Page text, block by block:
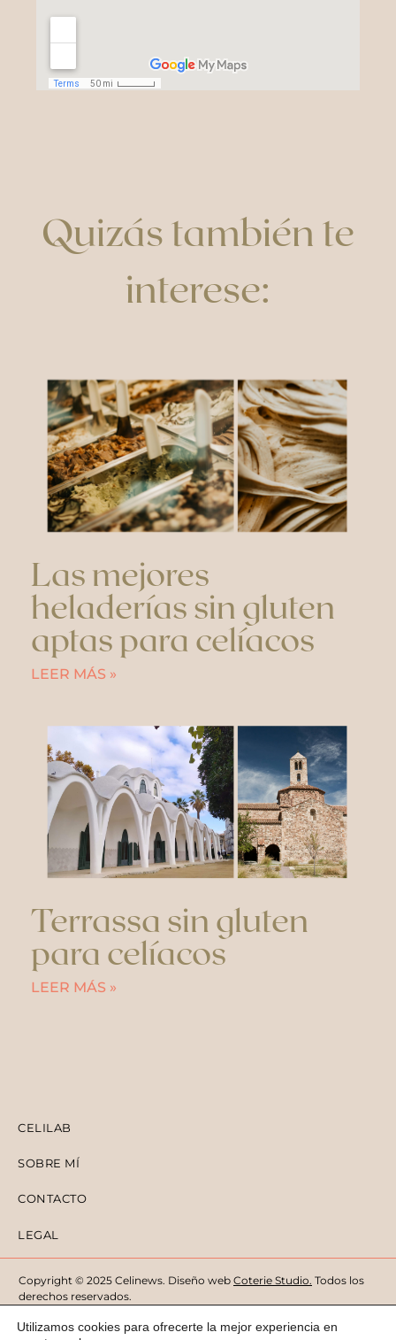
Quizás también te
interese:
Las mejores
heladerías sin gluten
aptas para celíacos
LEER MÁS »
Terrassa sin gluten
para celíacos
LEER MÁS »
CELILAB
SOBRE MÍ
CONTACTO
LEGAL
Copyright © 2025 Celinews. Diseño web Coterie Studio. Todos los
derechos reservados.
Utilizamos cookies para ofrecerte la mejor experiencia en